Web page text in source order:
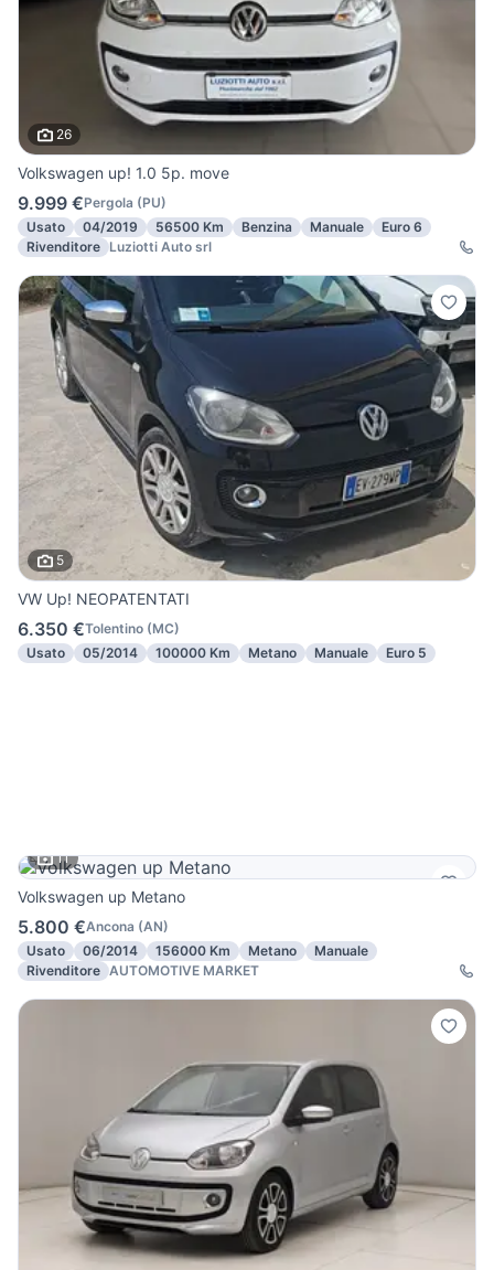
26
Volkswagen up! 1.0 5p. move
9.999 €Pergola (PU)
Usato
04/2019 56500 Km Benzina Manuale
Euro 6
Rivenditore Luziotti Auto srl
5
VW Up! NEOPATENTATI
6.350 €Tolentino (MC)
Usato
05/2014 100000 Km Metano Manuale Euro 5
11
Volkswagen up Metano
5.800 €Ancona (AN)
Usato
06/2014 156000 Km Metano
Manuale
Rivenditore AUTOMOTIVE MARKET